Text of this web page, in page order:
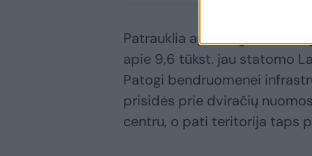
Patrauklia aplinka galės
apie 9,6 tūkst. jau statomo
Patogi bendruomenei
prisidės prie dviračių
centru, o pati teritorija taps